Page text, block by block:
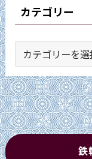
カテゴリー
テ
ゴ
リ
ー
鉄